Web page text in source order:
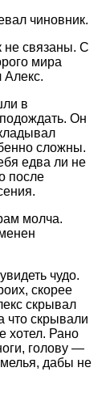
чиновник.
не связаны. С
мира
в
Он
сложны.
едва ли не
после
молча.
чудо.
скорее
скрывал
что скрывали
хотел. Рано
голову —
дабы не